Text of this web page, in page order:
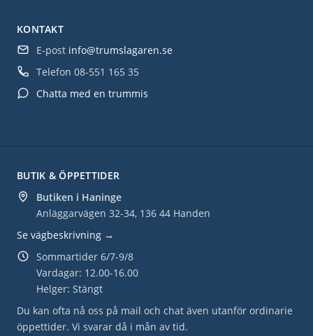
BUTIK & ÖPPETTIDER
Butiken i Haninge
Anläggarvägen 32-34, 136 44 Handen
Se vägbeskrivning →
Sommartider 6/7-9/8
Vardagar: 12.00-16.00
Helger: Stängt
Du kan ofta nå oss på mail och chat även utanför ordinarie
öppettider. Vi svarar då i mån av tid.
KONTAKT
E-post info@trumslagaren.se
Telefon 08-551 165 35
Chatta med en trummis